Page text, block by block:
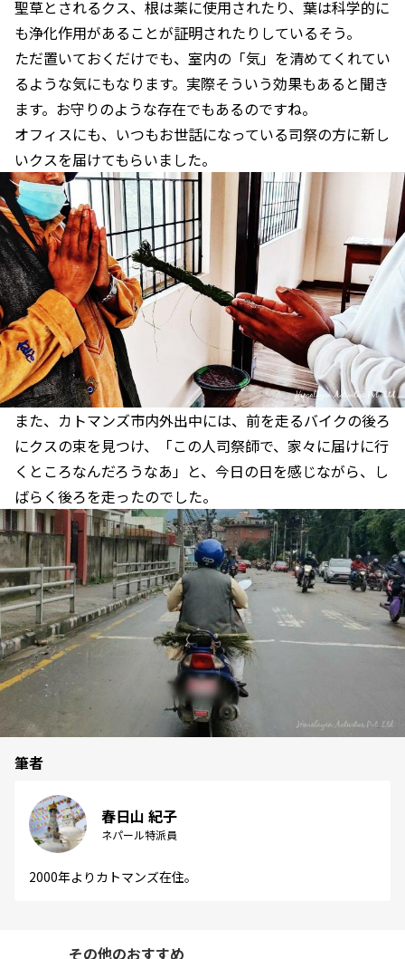
聖草とされるクス、根は薬に使用されたり、葉は科学的に
も浄化作用があることが証明されたりしているそう。
ただ置いておくだけでも、室内の「気」を清めてくれてい
るような気にもなります。実際そういう効果もあると聞き
ます。お守りのような存在でもあるのですね。
オフィスにも、いつもお世話になっている司祭の方に新し
いクスを届けてもらいました。
また、カトマンズ市内外出中には、前を走るバイクの後ろ
にクスの束を見つけ、「この人司祭師で、家々に届けに行
くところなんだろうなあ」と、今日の日を感じながら、し
ばらく後ろを走ったのでした。
筆者
春日山 紀子
ネパール特派員
2000年よりカトマンズ在住。
その他のおすすめ